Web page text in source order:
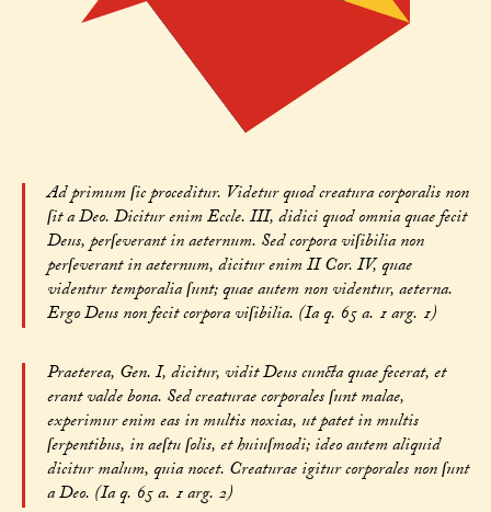
Ad primum ſic proceditur. Videtur quod creatura corporalis non
ſit a Deo. Dicitur enim Eccle. III, didici quod omnia quae fecit
Deus, perſeverant in aeternum. Sed corpora viſibilia non
perſeverant in aeternum, dicitur enim II Cor. IV, quae
videntur temporalia ſunt; quae autem non videntur, aeterna.
Ergo Deus non fecit corpora viſibilia. (Ia q. 65 a. 1 arg. 1)
Praeterea, Gen. I, dicitur, vidit Deus cuncta quae fecerat, et
erant valde bona. Sed creaturae corporales ſunt malae,
experimur enim eas in multis noxias, ut patet in multis
ſerpentibus, in aeſtu ſolis, et huiuſmodi; ideo autem aliquid
dicitur malum, quia nocet. Creaturae igitur corporales non ſunt
a Deo. (Ia q. 65 a. 1 arg. 2)